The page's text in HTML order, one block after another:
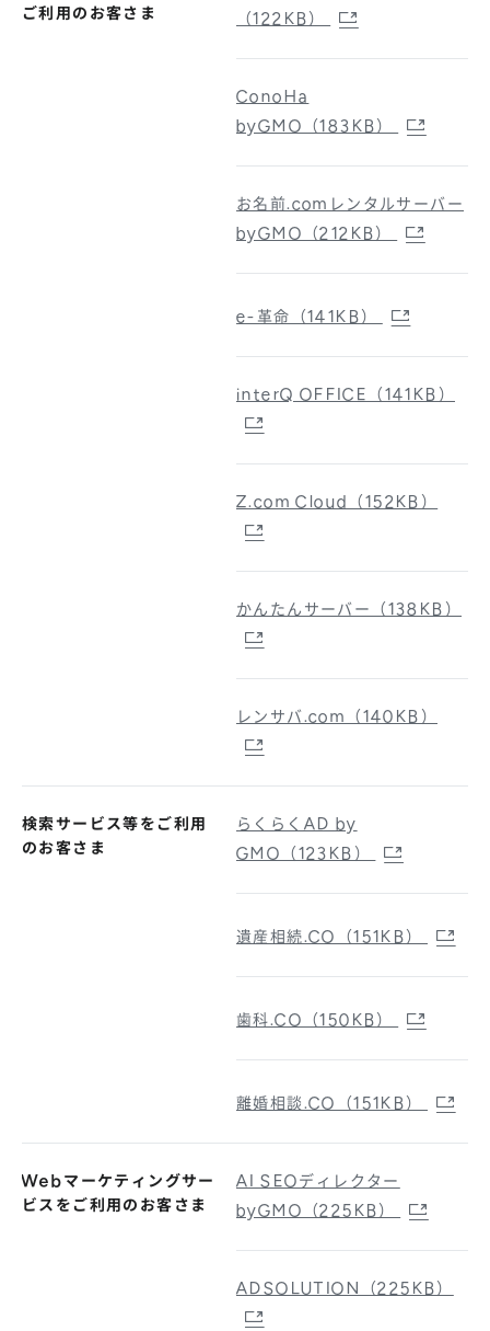
ご利用のお客さま
（122KB）
ConoHa
byGMO（183KB）
お名前.comレンタルサーバー
byGMO（212KB）
e-革命（141KB）
interQ OFFICE（141KB）
Z.com Cloud（152KB）
かんたんサーバー（138KB）
レンサバ.com（140KB）
検索サービス等をご利用
のお客さま
らくらくAD by
GMO（123KB）
遺産相続.CO（151KB）
歯科.CO（150KB）
離婚相談.CO（151KB）
Webマーケティングサー
ビスをご利用のお客さま
AI SEOディレクター
byGMO（225KB）
ADSOLUTION（225KB）